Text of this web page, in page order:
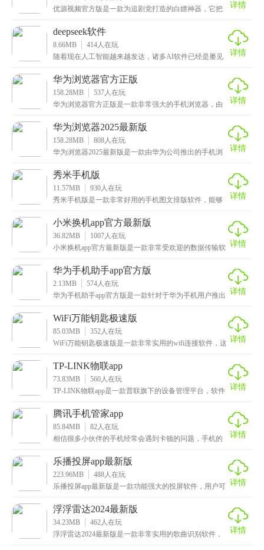
优源视频官方版是一款为追剧党打造的白嫖神器，它把
看最
详情
deepseek软件
8.66MB 414人在玩
随着现在人工智能越来越发达，诸多AI软件已经是屡见
详情
华为浏览器官方正版
158.28MB 537人在玩
华为浏览器官方正版是一款非常强大的手机浏览器，由
论是
详情
华为浏览器2025最新版
158.28MB 808人在玩
华为浏览器2025最新版是一款由华为公司推出的手机浏
详情
秀米手机版
11.57MB 930人在玩
秀米手机版是一款非常好用的手机图文排版软件，能够
版，非
详情
小米换机app官方最新版
36.82MB 1007人在玩
小米换机app官方最新版是一款非常受欢迎的数据传输软 详情
华为手机助手app官方版
2.13MB 574人在玩
华为手机助手app官方版是一款针对于华为手机用户推出
详情
WiFi万能钥匙极速版
85.03MB 352人在玩
WiFi万能钥匙极速版是一款非常实用的wifi连接软件，这 详情
TP-LINK物联app
73.83MB 560人在玩
TP-LINK物联app是一款普联旗下的设备管理平台，软件 详情
腾讯手机管家app
85.84MB 82人在玩
相信很多小伙伴的手机经常会遇到卡顿的问题，手机的
ap
详情
乐播投屏app最新版
223.96MB 488人在玩
乐播投屏app最新版是一款功能强大的投屏软件，用户可 详情
浮浮雷达2024最新版
34.23MB 462人在玩
浮浮雷达2024最新版是一款非常实用的歌曲识别软件，
详情